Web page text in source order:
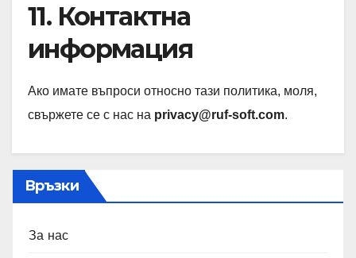
11. Контактна
информация
Ако имате въпроси относно тази политика, моля,
свържете се с нас на privacy@ruf-soft.com.
Връзки
За нас